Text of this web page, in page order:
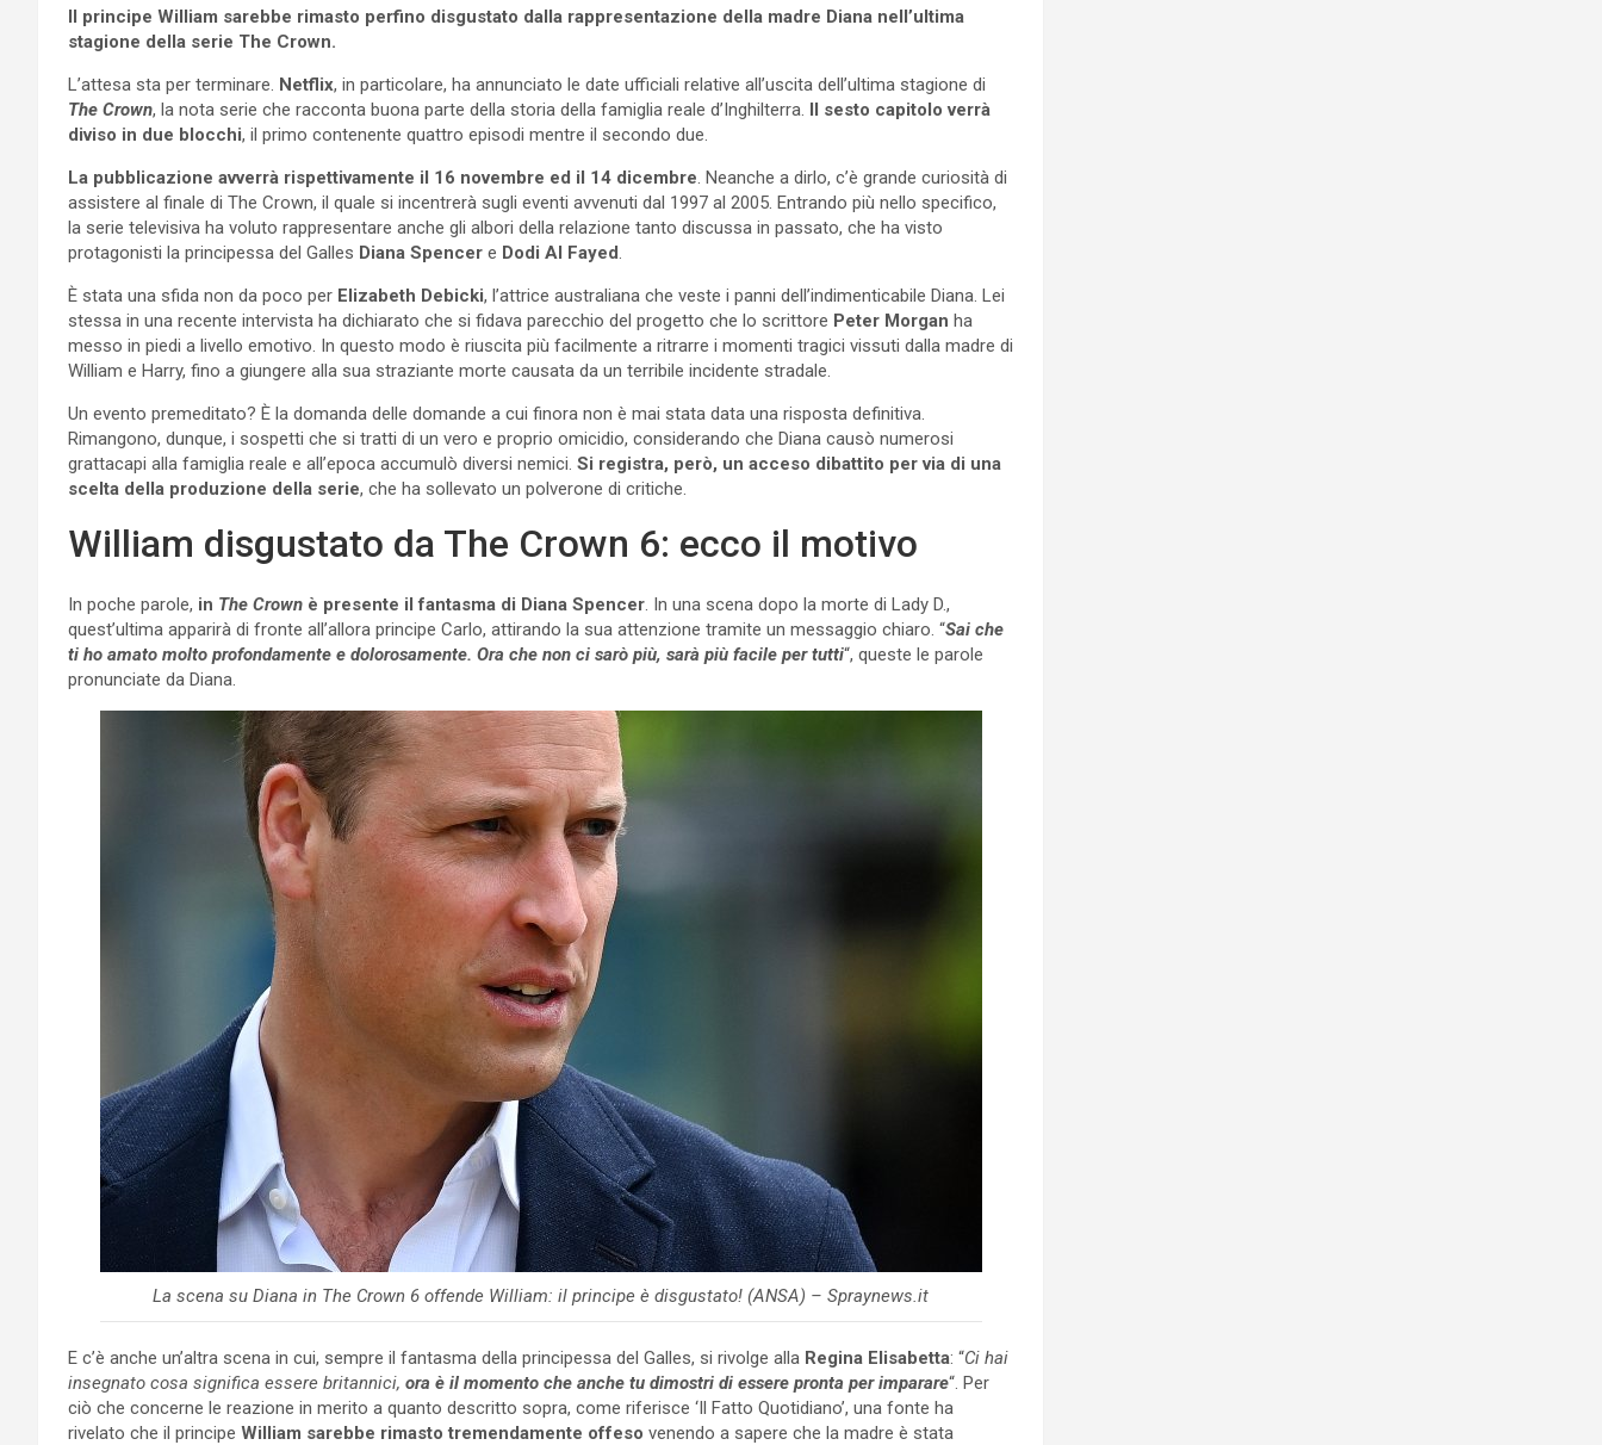
Il principe William sarebbe rimasto perfino disgustato dalla rappresentazione della madre Diana nell’ultima
stagione della serie The Crown.
L’attesa sta per terminare. Netflix, in particolare, ha annunciato le date ufficiali relative all’uscita dell’ultima stagione di
The Crown, la nota serie che racconta buona parte della storia della famiglia reale d’Inghilterra. Il sesto capitolo verrà
diviso in due blocchi, il primo contenente quattro episodi mentre il secondo due.
La pubblicazione avverrà rispettivamente il 16 novembre ed il 14 dicembre . Neanche a dirlo, c’è grande curiosità di
assistere al finale di The Crown, il quale si incentrerà sugli eventi avvenuti dal 1997 al 2005. Entrando più nello specifico,
la serie televisiva ha voluto rappresentare anche gli albori della relazione tanto discussa in passato, che ha visto
protagonisti la principessa del Galles Diana Spencer e Dodi Al Fayed
È stata una sfida non da poco per Elizabeth Debicki, l’attrice australiana che veste i panni dell’indimenticabile Diana. Lei
stessa in una recente intervista ha dichiarato che si fidava parecchio del progetto che lo scrittore Peter Morgan ha
messo in piedi a livello emotivo. In questo modo è riuscita più facilmente a ritrarre i momenti tragici vissuti dalla madre di
William e Harry, fino a giungere alla sua straziante morte causata da un terribile incidente stradale.
Un evento premeditato? È la domanda delle domande a cui finora non è mai stata data una risposta definitiva.
Rimangono, dunque, i sospetti che si tratti di un vero e proprio omicidio, considerando che Diana causò numerosi
grattacapi alla famiglia reale e all’epoca accumulò diversi nemici. Si registra, però, un acceso dibattito per via di una
scelta della produzione della serie, che ha sollevato un polverone di critiche.
William disgustato da The Crown 6: ecco il motivo
In poche parole, in The Crown è presente il fantasma di Diana Spencer . In una scena dopo la morte di Lady D.,
quest’ultima apparirà di fronte all’allora principe Carlo, attirando la sua attenzione tramite un messaggio chiaro. “Sai che
ti ho amato molto profondamente e dolorosamente. Ora che non ci sarò più, sarà più facile per tutti“, queste le parole
pronunciate da Diana.
La scena su Diana in The Crown 6 offende William: il principe è disgustato! (ANSA) – Spraynews.it
E c’è anche un’altra scena in cui, sempre il fantasma della principessa del Galles, si rivolge alla Regina Elisabetta: “Ci hai
insegnato cosa significa essere britannici, ora è il momento che anche tu dimostri di essere pronta per imparare“. Per
ciò che concerne le reazione in merito a quanto descritto sopra, come riferisce ‘Il Fatto Quotidiano’, una fonte ha
rivelato che il principe William sarebbe rimasto tremendamente offeso venendo a sapere che la madre è stata